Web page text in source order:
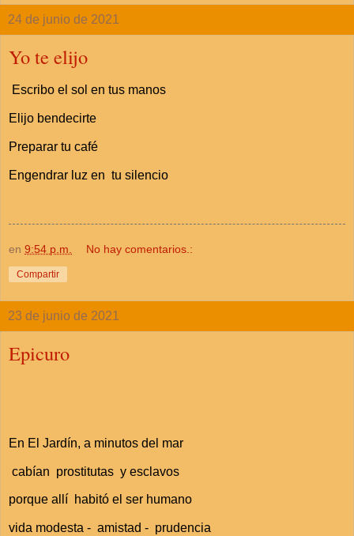
24 de junio de 2021
Yo te elijo
Escribo el sol en tus manos
Elijo bendecirte
Preparar tu café
Engendrar luz en tu silencio
en 9:54 p.m. No hay comentarios.:
Compartir
23 de junio de 2021
Epicuro
En El Jardín, a minutos del mar
cabían prostitutas y esclavos
porque allí habitó el ser humano
vida modesta - amistad - prudencia